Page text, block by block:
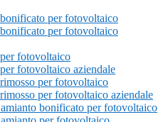
per fotovoltaico
per fotovoltaico
fotovoltaico
fotovoltaico aziendale
per fotovoltaico
per fotovoltaico aziendale
bonificato per fotovoltaico